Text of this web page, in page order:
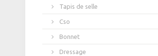
Tapis de selle
Cso
Bonnet
Dressage